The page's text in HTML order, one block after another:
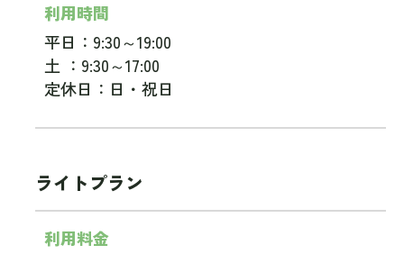
利用時間
平日：9:30～19:00
土 ：9:30～17:00
定休日：日・祝日
ライトプラン
利用料金